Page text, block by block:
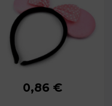
čelenky:
33 cm
0,86 €